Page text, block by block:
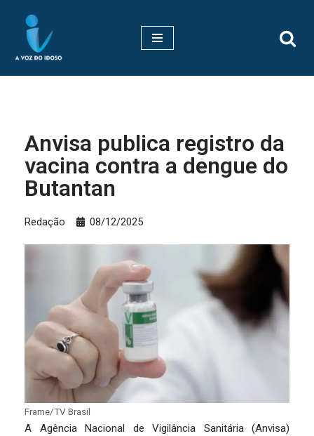
Pular
para
Anvisa publica registro da
vacina contra a dengue do
Butantan
Redação 08/12/2025
Frame/TV Brasil
A Agência Nacional de Vigilância Sanitária (Anvisa)